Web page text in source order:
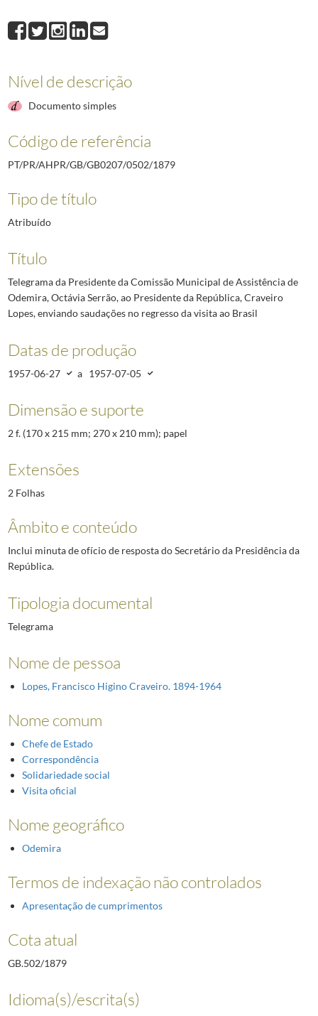
1880Telegrama do Administrador da Companhia Carris de Ferro de Lisboa
1881Telegrama do Presidente da Câmara Municipal de Évora ao
1883
Telegrama da Agência de Aveiro da Liga dos Combatentes da
(...)
Nível de descrição
Documento simples
Código de referência
PT/PR/AHPR/GB/GB0207/0502/1879
Tipo de título
Atribuído
Título
Telegrama da Presidente da Comissão Municipal de Assistência de
Odemira, Octávia Serrão, ao Presidente da República, Craveiro
Lopes, enviando saudações no regresso da visita ao Brasil
Datas de produção
1957-06-27 a 1957-07-05
Dimensão e suporte
2 f. (170 x 215 mm; 270 x 210 mm); papel
Extensões
2 Folhas
Âmbito e conteúdo
Inclui minuta de ofício de resposta do Secretário da Presidência da
República.
Tipologia documental
Telegrama
Nome de pessoa
Lopes, Francisco Higino Craveiro. 1894-1964
Nome comum
Chefe de Estado
Correspondência
Solidariedade social
Visita oficial
Nome geográfico
Odemira
Termos de indexação não controlados
Apresentação de cumprimentos
Cota atual
GB.502/1879
Idioma(s)/escrita(s)